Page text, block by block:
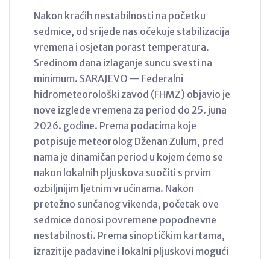
Nakon kraćih nestabilnosti na početku
sedmice, od srijede nas očekuje stabilizacija
vremena i osjetan porast temperatura.
Sredinom dana izlaganje suncu svesti na
minimum. SARAJEVO — Federalni
hidrometeorološki zavod (FHMZ) objavio je
nove izglede vremena za period do 25. juna
2026. godine. Prema podacima koje
potpisuje meteorolog Dženan Zulum, pred
nama je dinamičan period u kojem ćemo se
nakon lokalnih pljuskova suočiti s prvim
ozbiljnijim ljetnim vrućinama. Nakon
pretežno sunčanog vikenda, početak ove
sedmice donosi povremene popodnevne
nestabilnosti. Prema sinoptičkim kartama,
izrazitije padavine i lokalni pljuskovi mogući